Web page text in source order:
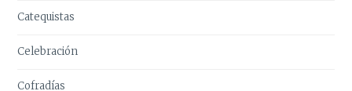
Catequistas
Celebración
Cofradías